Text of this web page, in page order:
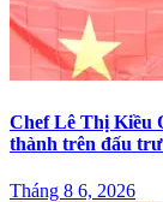
Chef Lê Thị Kiều
thành trên đấu
Tháng 8 6, 2026